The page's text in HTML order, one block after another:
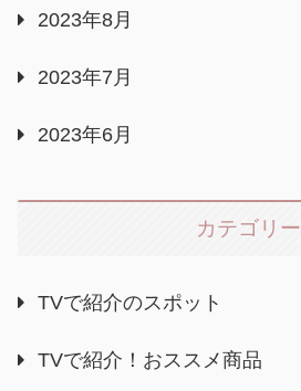
2023年8月
2023年7月
2023年6月
カテゴリー
TVで紹介のスポット
TVで紹介！おススメ商品